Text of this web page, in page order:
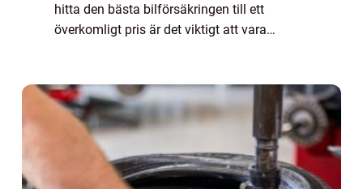
hitta den bästa bilförsäkringen till ett
överkomligt pris är det viktigt att vara